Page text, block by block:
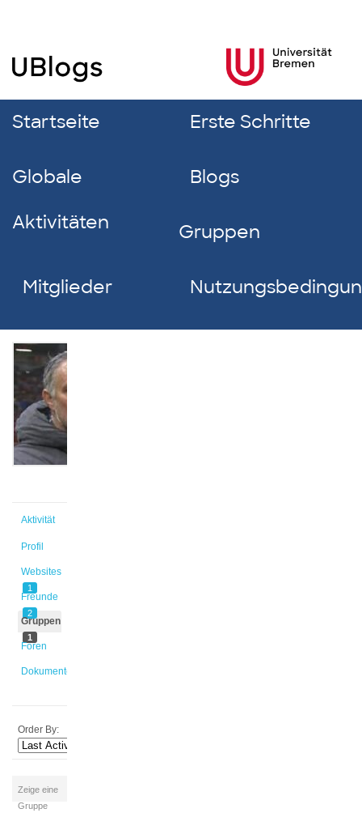
Startseite Erste Schritte
Globale
Aktivitäten
Blogs
Gruppen
Mitglieder
Aktivität
Profil
Websites
1
Freunde
2
Gruppen
1
Foren
Dokumente
Order By:
Zeige eine
Gruppe